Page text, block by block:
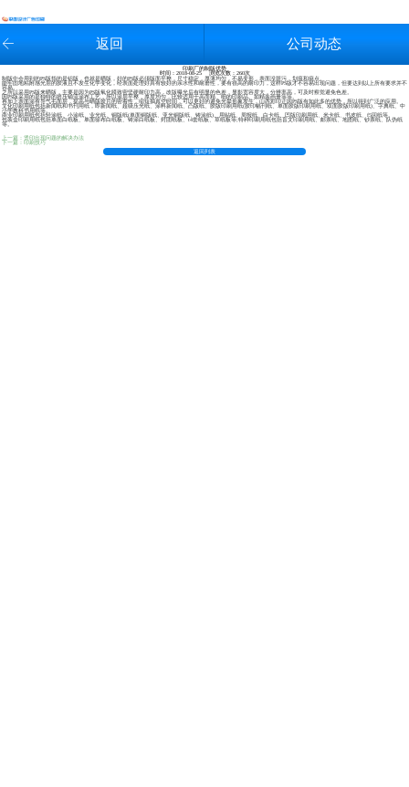
返回 公司动态
印刷厂的制版优势
时间：2018-08-25 浏览次数： 260次
制版中会用到的PS版指的是铝版，也就是晒版，好的PS版必须版面平整，尺寸稳定，厚薄均匀，不易变形，表面没脏污，划痕和疵点。
能牢固地粘附感光层的胶液且不发生化学变化，经表面处理好具有较好的亲水性和耐磨性，要有很高的耐印力，这样PS版才不容易出现问题，但要达到以上所有要求并不
容易。
之所以采用PS版来晒版，主要是因为PS版氧化膜致密坚硬耐印力高，改版曝光后有明显的色差，显影宽容度大，分辨率高，可及时察觉避免色差。
因PS版采用的是独特的挤压铺流涂布工艺，所以涂层平整，厚度均匀，比较适用于高而精、细的印刷品。如精装画册等等。
再加上表面涂有导气毛面层，提高与晒版胶片的密着性，缩短抽真空时间，可以更好的避免光晕形象发生，山西彩印正因PS版有如此多的优势，所以得到广泛的应用。
文化印刷用纸包括新闻纸和书刊用纸，即新闻纸、超级压光纸、涂料新闻纸、凸版纸、胶版印刷用纸(胶印幅刊纸、单面胶版印刷用纸、双面胶版印刷用纸)、字典纸、中
小学教科书用纸等。
商业印刷用纸包括轻涂纸、小涂纸、业光纸、铜版纸(单面铜版纸、亚光铜版纸、铸涂纸)、用贴纸、周报纸、白卡纸、凹版印刷用纸、米卡纸、书皮纸、f5回纸等。
包装盒印刷用纸包括单面白纸板、单面徐布白纸板、铸涂白纸板、封团纸板、t4套纸板、草纸板等;特种印刷用纸包括盲文印刷用纸、邮票纸、地图纸、钞票纸、队伪纸
等。
上一篇：烫印出现问题的解决办法
下一篇：印刷技巧
返回列表